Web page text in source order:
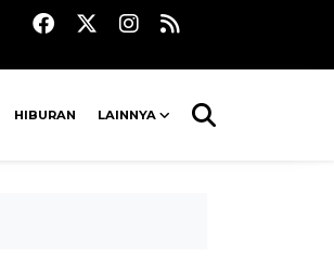
HIBURAN LAINNYA